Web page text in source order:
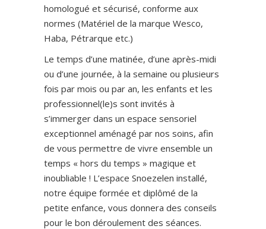
homologué et sécurisé, conforme aux
normes (Matériel de la marque Wesco,
Haba, Pétrarque etc.)
Le temps d’une matinée, d’une après-midi
ou d’une journée, à la semaine ou plusieurs
fois par mois ou par an, les enfants et les
professionnel(le)s sont invités à
s’immerger dans un espace sensoriel
exceptionnel aménagé par nos soins, afin
de vous permettre de vivre ensemble un
temps « hors du temps » magique et
inoubliable ! L’espace Snoezelen installé,
notre équipe formée et diplômé de la
petite enfance, vous donnera des conseils
pour le bon déroulement des séances.